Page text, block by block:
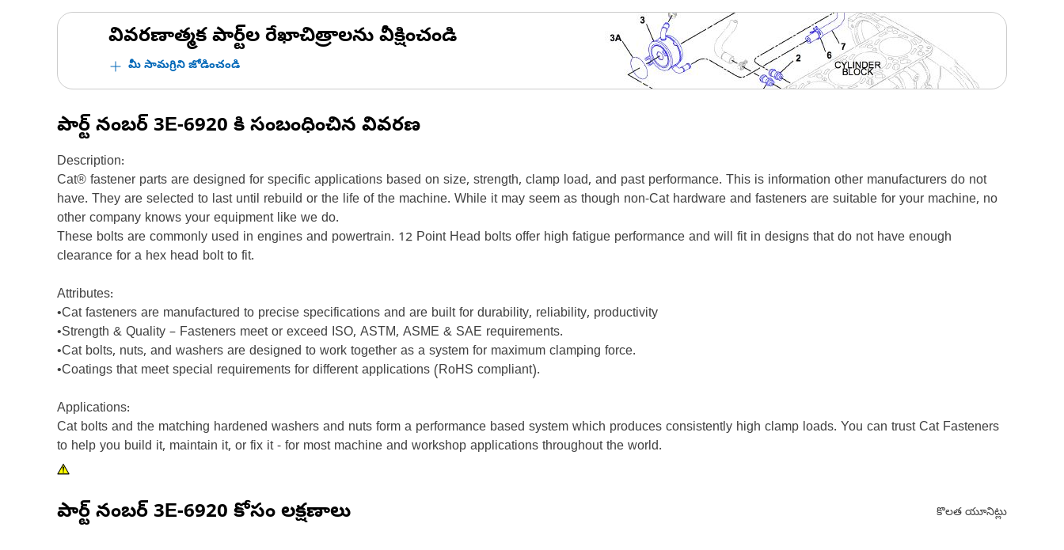
వివరణాత్మక పార్ట్‌ల రేఖాచిత్రాలను వీక్షించండి
మీ సామగ్రిని జోడించండి
పార్ట్ నంబర్ 3E-6920 కి సంబంధించిన వివరణ
Description:
Cat® fastener parts are designed for specific applications based on size, strength, clamp load, and past performance. This is information other manufacturers do not
have. They are selected to last until rebuild or the life of the machine. While it may seem as though non-Cat hardware and fasteners are suitable for your machine, no
other company knows your equipment like we do.
These bolts are commonly used in engines and powertrain. 12 Point Head bolts offer high fatigue performance and will fit in designs that do not have enough
clearance for a hex head bolt to fit.
Attributes:
•Cat fasteners are manufactured to precise specifications and are built for durability, reliability, productivity
•Strength & Quality – Fasteners meet or exceed ISO, ASTM, ASME & SAE requirements.
•Cat bolts, nuts, and washers are designed to work together as a system for maximum clamping force.
•Coatings that meet special requirements for different applications (RoHS compliant).
Applications:
Cat bolts and the matching hardened washers and nuts form a performance based system which produces consistently high clamp loads. You can trust Cat Fasteners
to help you build it, maintain it, or fix it - for most machine and workshop applications throughout the world.
పార్ట్ నంబర్ 3E-6920 కోసం లక్షణాలు కొలత యూనిట్లు